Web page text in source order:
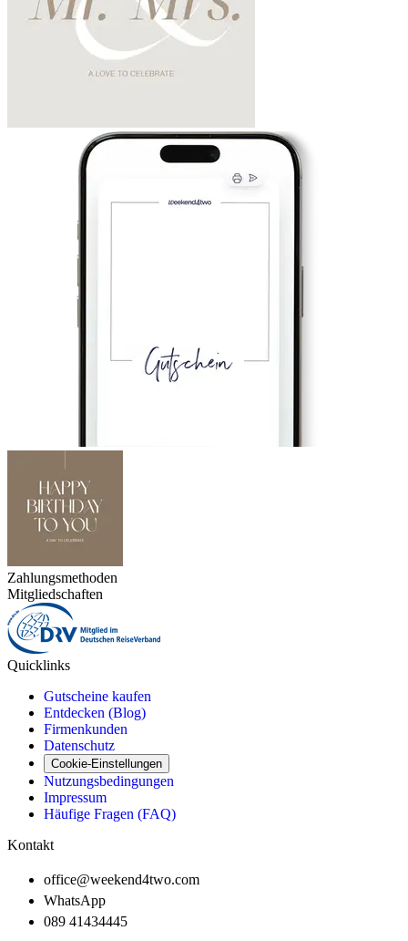
Zahlungsmethoden
Mitgliedschaften
Quicklinks
Gutscheine kaufen
Entdecken (Blog)
Firmenkunden
Datenschutz
Cookie-Einstellungen
Nutzungsbedingungen
Impressum
Häufige Fragen (FAQ)
Kontakt
office@weekend4two.com
WhatsApp
089 41434445